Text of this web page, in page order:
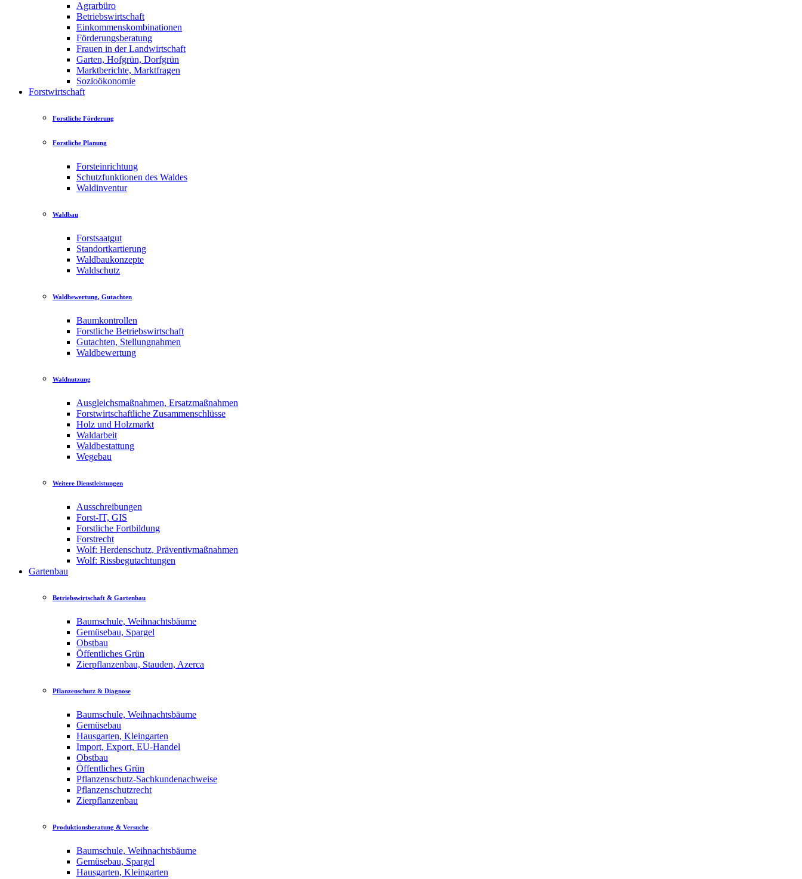
Agrarbüro
Betriebswirtschaft
Einkommenskombinationen
Förderungsberatung
Frauen in der Landwirtschaft
Garten, Hofgrün, Dorfgrün
Marktberichte, Marktfragen
Sozioökonomie
Forstwirtschaft
Forstliche Förderung
Forstliche Planung
Forsteinrichtung
Schutzfunktionen des Waldes
Waldinventur
Waldbau
Forstsaatgut
Standortkartierung
Waldbaukonzepte
Waldschutz
Waldbewertung, Gutachten
Baumkontrollen
Forstliche Betriebswirtschaft
Gutachten, Stellungnahmen
Waldbewertung
Waldnutzung
Ausgleichsmaßnahmen, Ersatzmaßnahmen
Forstwirtschaftliche Zusammenschlüsse
Holz und Holzmarkt
Waldarbeit
Waldbestattung
Wegebau
Weitere Dienstleistungen
Ausschreibungen
Forst-IT, GIS
Forstliche Fortbildung
Forstrecht
Wolf: Herdenschutz, Präventivmaßnahmen
Wolf: Rissbegutachtungen
Gartenbau
Betriebswirtschaft & Gartenbau
Baumschule, Weihnachtsbäume
Gemüsebau, Spargel
Obstbau
Öffentliches Grün
Zierpflanzenbau, Stauden, Azerca
Pflanzenschutz & Diagnose
Baumschule, Weihnachtsbäume
Gemüsebau
Hausgarten, Kleingarten
Import, Export, EU-Handel
Obstbau
Öffentliches Grün
Pflanzenschutz-Sachkundenachweise
Pflanzenschutzrecht
Zierpflanzenbau
Produktionsberatung & Versuche
Baumschule, Weihnachtsbäume
Gemüsebau, Spargel
Hausgarten, Kleingarten